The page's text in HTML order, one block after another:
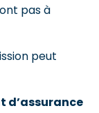
pas à
peut
d’assurance